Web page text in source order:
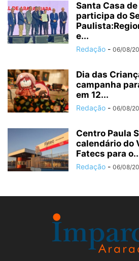
Santa Casa
participa do
e...
Redação - 06/08/
Dia das
campanha
em 12...
Redação - 06/08/
Centro Paula
calendário do
Fatecs para
Redação - 06/08/